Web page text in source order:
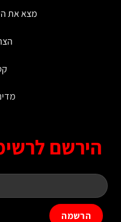
מצא את העסק
הצהרת
קטלוג
מדיניות